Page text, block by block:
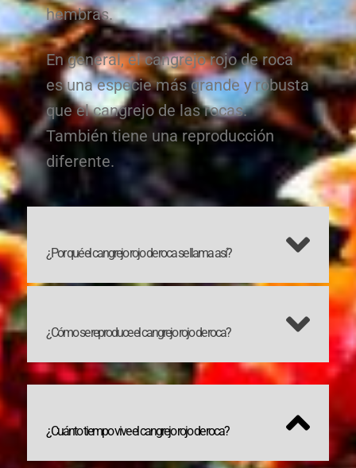
hembras.
En general, el cangrejo rojo de roca
es una especie más grande y robusta
que el cangrejo de las rocas.
También tiene una reproducción
diferente.
¿Por qué el cangrejo rojo de roca se llama así?
¿Cómo se reproduce el cangrejo rojo de roca?
¿Cuánto tiempo vive el cangrejo rojo de roca?